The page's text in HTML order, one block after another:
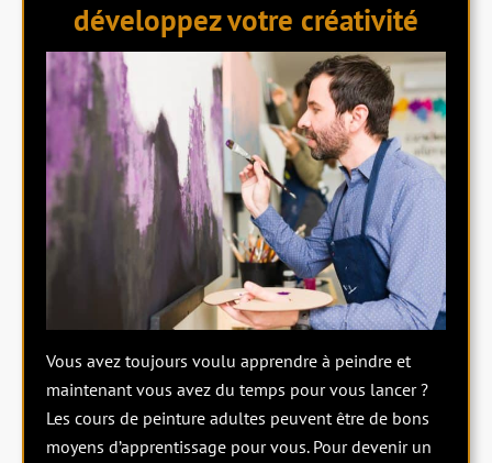
développez votre créativité
Vous avez toujours voulu apprendre à peindre et
maintenant vous avez du temps pour vous lancer ?
Les cours de peinture adultes peuvent être de bons
moyens d’apprentissage pour vous. Pour devenir un